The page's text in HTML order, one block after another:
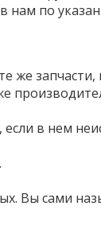
нам по
если в нем
Вы сами